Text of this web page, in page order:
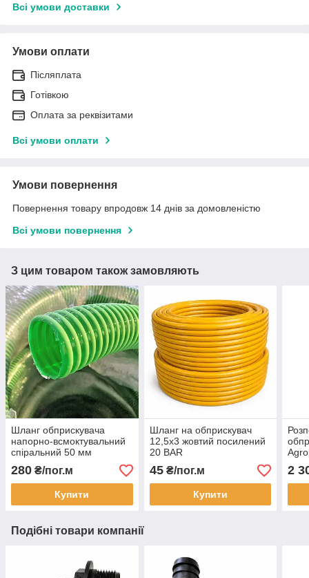
Всі умови доставки
Умови оплати
Післяплата
Готівкою
Оплата за реквізитами
Всі умови оплати
Умови повернення
Повернення товару впродовж 14 днів за домовленістю
Всі умови повернення
З цим товаром також замовляють
Шланг обприскувача
напорно-всмоктувальний
спіральний 50 мм
280 ₴/пог.м
Купити
Шланг на обприскувач
12,5х3 жовтий посилений
20 BAR
45₴/пог.м
Купити
2
Подібні товари компанії